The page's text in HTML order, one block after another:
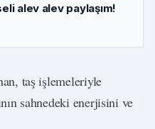
alev alev paylaşım!
taş işlemeleriyle
sahnedeki enerjisini ve